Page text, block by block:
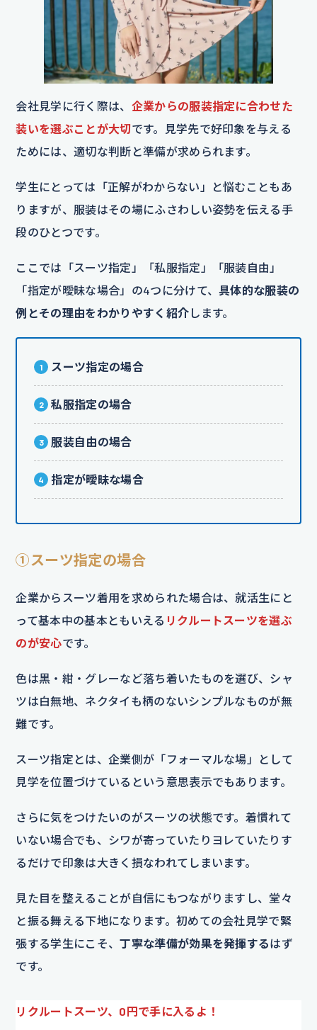
会社見学に行く際は、 企業からの服装指定に合わせた
装いを選ぶことが大切です。見学先で好印象を与える
ためには、適切な判断と準備が求められます。
学生にとっては「正解がわからない」と悩むこともあ
りますが、服装はその場にふさわしい姿勢を伝える手
段のひとつです。
ここでは「スーツ指定」「私服指定」「服装自由」
「指定が曖昧な場合」の4つに分けて、具体的な服装の
例とその理由をわかりやすく紹介 します。
スーツ指定の場合
私服指定の場合
服装自由の場合
指定が曖昧な場合
①スーツ指定の場合
企業からスーツ着用を求められた場合は、就活生にと
って基本中の基本ともいえる リクルートスーツを選ぶ
のが安心です。
色は黒・紺・グレーなど落ち着いたものを選び、シャ
ツは白無地、ネクタイも柄のないシンプルなものが無
難です。
スーツ指定とは、企業側が「フォーマルな場」として
見学を位置づけているという意思表示でもあります。
さらに気をつけたいのがスーツの状態です。着慣れて
いない場合でも、シワが寄っていたりヨレていたりす
るだけで印象は大きく損なわれてしまいます。
見た目を整えることが自信にもつながりますし、堂々
と振る舞える下地になります。初めての会社見学で緊
張する学生にこそ、丁寧な準備が効果を発揮するはず
です。
リクルートスーツ、0円で手に入るよ！